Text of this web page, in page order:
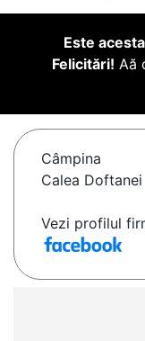
Este
Felicitări! Aă
Câmpina
Calea Doftanei
Vezi profilul